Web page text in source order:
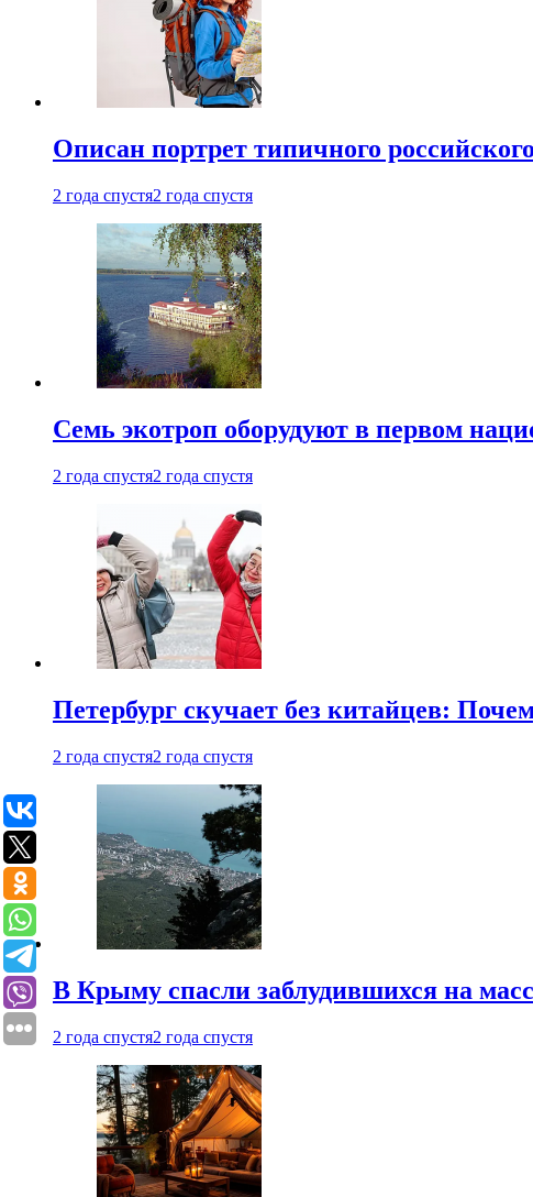
Описан портрет типичного
2 года спустя2 года спустя
Семь экотроп оборудуют в первом
2 года спустя2 года спустя
Петербург скучает без китайцев:
2 года спустя2 года спустя
В Крыму спасли заблудившихся на
2 года спустя2 года спустя